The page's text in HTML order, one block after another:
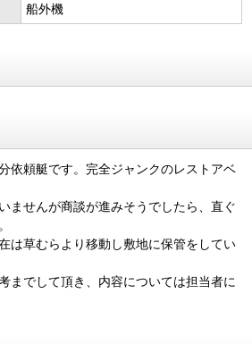
船外機
依頼艇です。完全ジャンクのレストアベ
ませんが商談が進みそうでしたら、直ぐ
は草むらより移動し敷地に保管をしてい
までして頂き、内容については担当者に